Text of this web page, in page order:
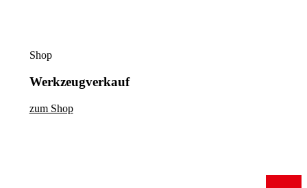
Shop
Werkzeugverkauf
zum Shop